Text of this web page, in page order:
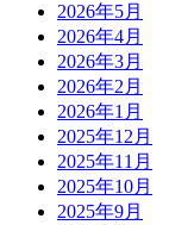
2026年5月
2026年4月
2026年3月
2026年2月
2026年1月
2025年12月
2025年11月
2025年10月
2025年9月